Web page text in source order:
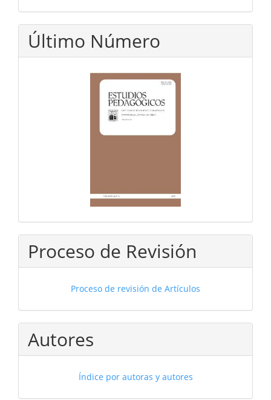
Último Número
Proceso de Revisión
Proceso de revisión de Artículos
Autores
Índice por autoras y autores